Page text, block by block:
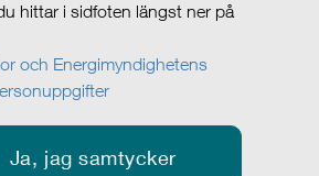
hittar i sidfoten längst ner på
och Energimyndighetens
Ja, jag samtycker